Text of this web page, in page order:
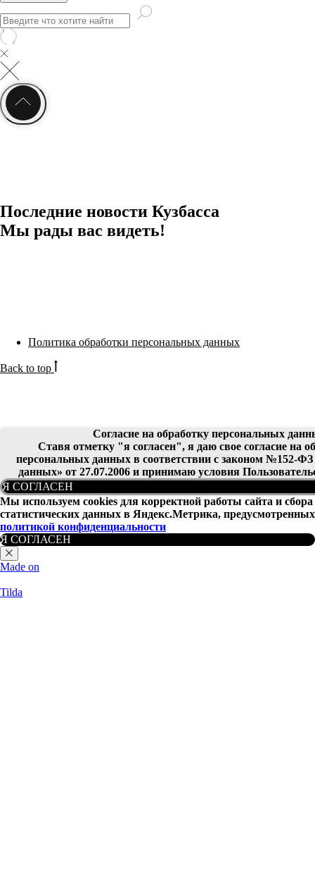
Последние новости Кузбасса
Мы рады вас видеть!
Политика обработки персональных данных
Back to top
Согласие на обработку персональных
Ставя отметку "я согласен", я даю свое согласие на
персональных данных в соответствии с законом №152-
данных» от 27.07.2006 и принимаю условия
Я СОГЛАСЕН
Мы используем cookies для корректной работы сайта и сбора
статистических данных в Яндекс.Метрика, предусмотренных
политикой конфиденциальности
Я СОГЛАСЕН
Made on
Tilda